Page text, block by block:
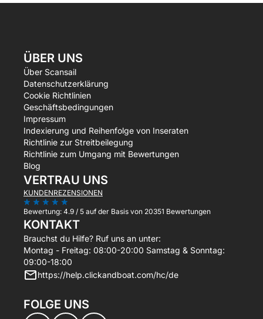
ÜBER UNS
Über Scansail
Datenschutzerklärung
Cookie Richtlinien
Geschäftsbedingungen
Impressum
Indexierung und Reihenfolge von Inseraten
Richtlinie zur Streitbeilegung
Richtlinie zum Umgang mit Bewertungen
Blog
VERTRAU UNS
KUNDENREZENSIONEN
Bewertung: 4.9 / 5 auf der Basis von 20351 Bewertungen
KONTAKT
Brauchst du Hilfe? Ruf uns an unter:
Montag - Freitag: 08:00-20:00 Samstag & Sonntag:
09:00-18:00
https://help.clickandboat.com/hc/de
FOLGE UNS